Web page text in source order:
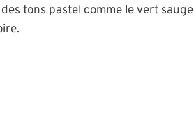
tons pastel comme le vert sauge